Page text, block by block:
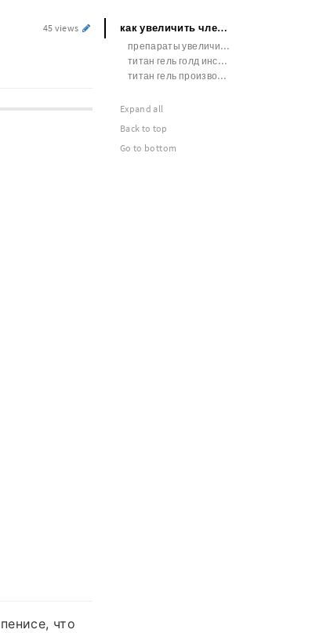
45 views
что
как увеличить член дома без
препараты увеличивающие член
титан гель голд инструкция по применению
титан гель производитель
Expand all
Back to top
Go to bottom